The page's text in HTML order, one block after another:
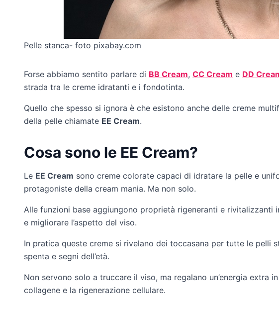
Pelle stanca- foto pixabay.com
Forse abbiamo sentito parlare di BB Cream, CC Cream e DD
strada tra le creme idratanti e i fondotinta.
Quello che spesso si ignora è che esistono anche delle creme
della pelle chiamate EE Cream.
Cosa sono le EE Cream?
Le EE Cream sono creme colorate capaci di idratare la pelle e
protagoniste della cream mania. Ma non solo.
Alle funzioni base aggiungono proprietà rigeneranti e rivitalizzanti
e migliorare l’aspetto del viso.
In pratica queste creme si rivelano dei toccasana per tutte le pelli
spenta e segni dell’età.
Non servono solo a truccare il viso, ma regalano un’energia extra
collagene e la rigenerazione cellulare.